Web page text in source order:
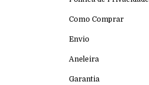
Como Comprar
Envio
Aneleira
Garantia